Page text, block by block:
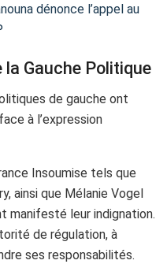
dénonce l’appel au
la Gauche Politique
de gauche ont
à l’expression
Insoumise tels que
ainsi que Mélanie Vogel
manifesté leur indignation.
de régulation, à
ses responsabilités.